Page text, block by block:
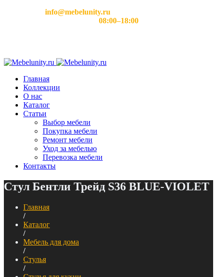
info@mebelunity.ru
08:00–18:00
Главная
Коллекции
О нас
Каталог
Статьи
Выбор мебели
Покупка мебели
Ремонт мебели
Уход за мебелью
Перевозка мебели
Контакты
Стул Бентли Трейд S36 BLUE-VIOLET
Главная
/
Каталог
/
Мебель для дома
/
Стулья
/